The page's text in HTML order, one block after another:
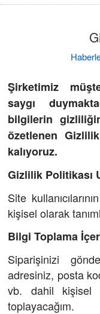
Şirketimiz
saygı
bilgilerin
özetlenen Gizlilik
kalıyoruz.
Gizlilik Politikası
Site
kişisel olarak
Bilgi Toplama
Siparişinizi
adresiniz, posta
vb. dahil kişisel
toplayacağım.